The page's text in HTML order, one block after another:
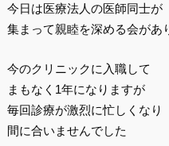
今日は医療法人の医師同士が
集まって親睦を深める会があ
今のクリニックに入職して
まもなく1年になりますが
毎回診療が激烈に忙しくなり
間に合いませんでした